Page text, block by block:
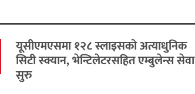
यूसीएमएसमा १२८ स्लाइसको अत्याधुनिक
सिटी स्क्यान, भेन्टिलेटरसहित एम्बुलेन्स सेवा
सुरु